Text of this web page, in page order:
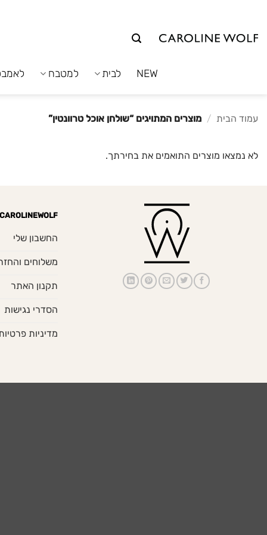
NEW לבית למטבח
עמוד הבית / מוצרים המתויגים “שולחן אוכל טרוונטין”
לא נמצאו מוצרים התואמים את בחירתך.
CAROLINEWOLF
החשבון שלי
משלוחים
תקנון האתר
הסדרי נגישות
מדיניות